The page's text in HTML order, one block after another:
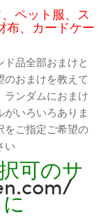
ペット服、ス
布、カードケー
品全部おまけと
のおまけを教えて
ランダムにおまけ
いろいろありま
をご指定ご希望の
い
可のサ